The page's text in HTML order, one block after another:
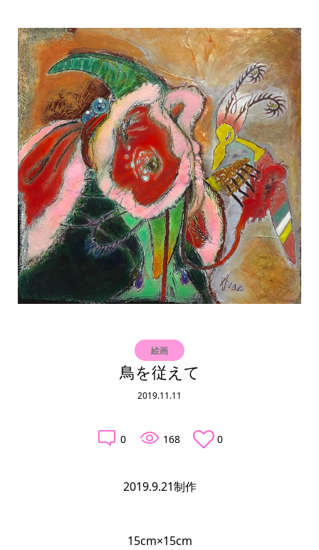
絵画
鳥を従えて
2019.11.11
0 168 0
2019.9.21制作
15cm×15cm